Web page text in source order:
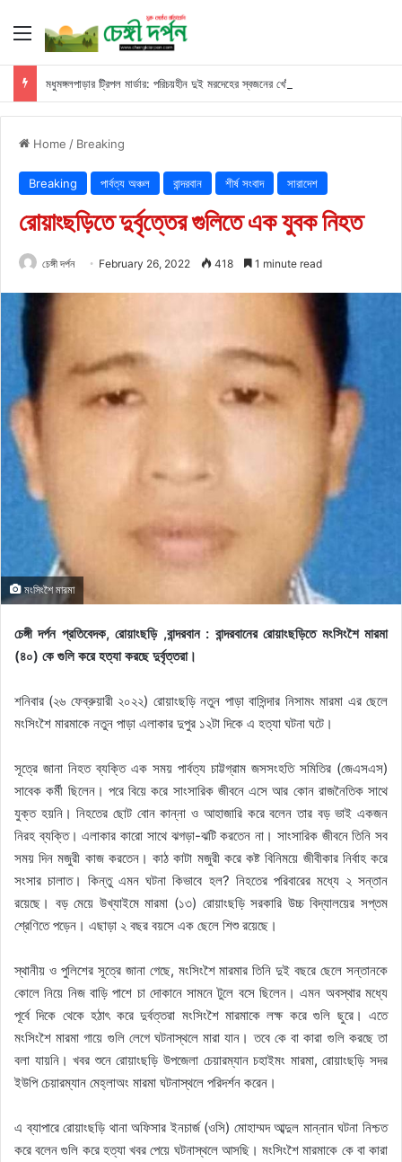
Menu
মধুমঙ্গলপাড়ার ট্রিপল মার্ডার: পরিচয়হীন দুই মরদেহের স্বজনের খোঁজ পুলিশের
Home / Breaking
Breaking পার্বত্য অঞ্চল বান্দরবান শীর্ষ সংবাদ সারাদেশ
রোয়াংছড়িতে দুর্বৃত্তের গুলিতে এক যুবক নিহত
চেঙ্গী দর্পন February 26, 2022 418 1 minute read
মংসিংশৈ মারমা
চেঙ্গী দর্পন প্রতিবেদক, রোয়াংছড়ি ,বান্দরবান : বান্দরবানের রোয়াংছড়িতে মংসিংশৈ মারমা
(৪০) কে গুলি করে হত্যা করছে দুর্বৃত্তরা।
শনিবার (২৬ ফেব্রুয়ারী ২০২২) রোয়াংছড়ি নতুন পাড়া বাসিন্দার নিসামং মারমা এর ছেলে
মংসিংশৈ মারমাকে নতুন পাড়া এলাকার দুপুর ১২টা দিকে এ হত্যা ঘটনা ঘটে।
সূত্রে জানা নিহত ব্যক্তি এক সময় পার্বত্য চাট্টগ্রাম জসসংহতি সমিতির (জেএসএস)
সাবেক কর্মী ছিলেন। পরে বিয়ে করে সাংসারিক জীবনে এসে আর কোন রাজনৈতিক সাথে
যুক্ত হয়নি। নিহতের ছোট বোন কান্না ও আহাজারি করে বলেন তার বড় ভাই একজন
নিরহ ব্যক্তি। এলাকার কারো সাথে ঝগড়া-ঝটি করতেন না। সাংসারিক জীবনে তিনি সব
সময় দিন মজুরী কাজ করতেন। কাঠ কাটা মজুরী করে কষ্ট বিনিময়ে জীবীকার নির্বাহ করে
সংসার চালাত। কিন্তু এমন ঘটনা কিভাবে হল? নিহতের পরিবারের মধ্যে ২ সন্তান
রয়েছে। বড় মেয়ে উখ্যাইমে মারমা (১৩) রোয়াংছড়ি সরকারি উচ্চ বিদ্যালয়ের সপ্তম
শ্রেণিতে পড়েন। এছাড়া ২ বছর বয়সে এক ছেলে শিশু রয়েছে।
স্থানীয় ও পুলিশের সূত্রে জানা গেছে, মংসিংশৈ মারমার তিনি দুই বছরে ছেলে সন্তানকে
কোলে নিয়ে নিজ বাড়ি পাশে চা দোকানে সামনে টুলে বসে ছিলেন। এমন অবস্থার মধ্যে
পূর্বে দিকে থেকে হঠাৎ করে দুর্বত্তরা মংসিংশৈ মারমাকে লক্ষ করে গুলি ছুরে। এতে
মংসিংশৈ মারমা গায়ে গুলি লেগে ঘটনাস্থলে মারা যান। তবে কে বা কারা গুলি করছে তা
বলা যায়নি। খবর শুনে রোয়াংছড়ি উপজেলা চেয়ারম্যান চহাইমং মারমা, রোয়াংছড়ি সদর
ইউপি চেয়ারম্যান মেহ্লাঅং মারমা ঘটনাস্থলে পরিদর্শন করেন।
এ ব্যাপারে রোয়াংছড়ি থানা অফিসার ইনচার্জ (ওসি) মোহাম্মদ আব্দুল মান্নান ঘটনা নিশ্চত
করে বলেন গুলি করে হত্যা খবর পেয়ে ঘটনাস্থলে আসছি। মংসিংশৈ মারমাকে কে বা কারা